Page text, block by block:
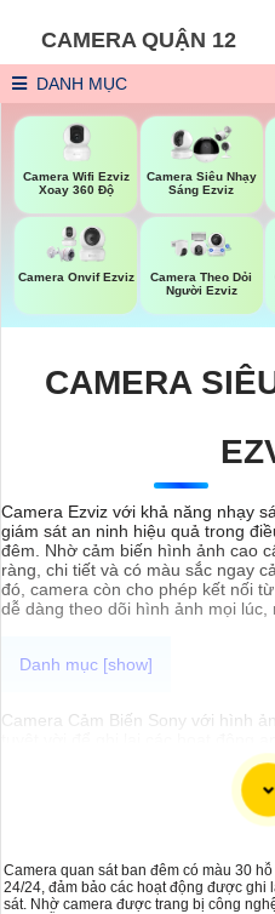
CAMERA QUẬN 12
DANH MỤC
Camera Wifi Ezviz
Xoay 360 Độ
Camera Siêu Nhạy
Sáng Ezviz
Camera Onvif Ezviz
Camera Theo Dỏi
Người Ezviz
CAMERA
Camera Ezviz với khả năng nhạy
giám sát an ninh hiệu quả trong
đêm. Nhờ cảm biến hình ảnh cao
ràng, chi tiết và có màu sắc ngay
đó, camera còn cho phép kết nối
dễ dàng theo dõi hình ảnh mọi lúc,
Camera Cảm Biến Sony với hình
nhất. Với camera này, bạn có thể
máy tính dễ dàng với hình rõ ràng
Camera quan sát ban đêm có màu 30
24/24, đảm bảo các hoạt động được ghi
sát. Nhờ camera được trang bị công